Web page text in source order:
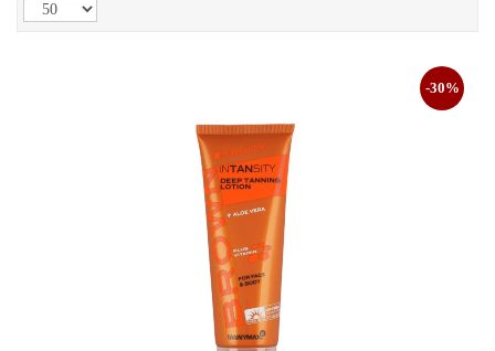
-30%